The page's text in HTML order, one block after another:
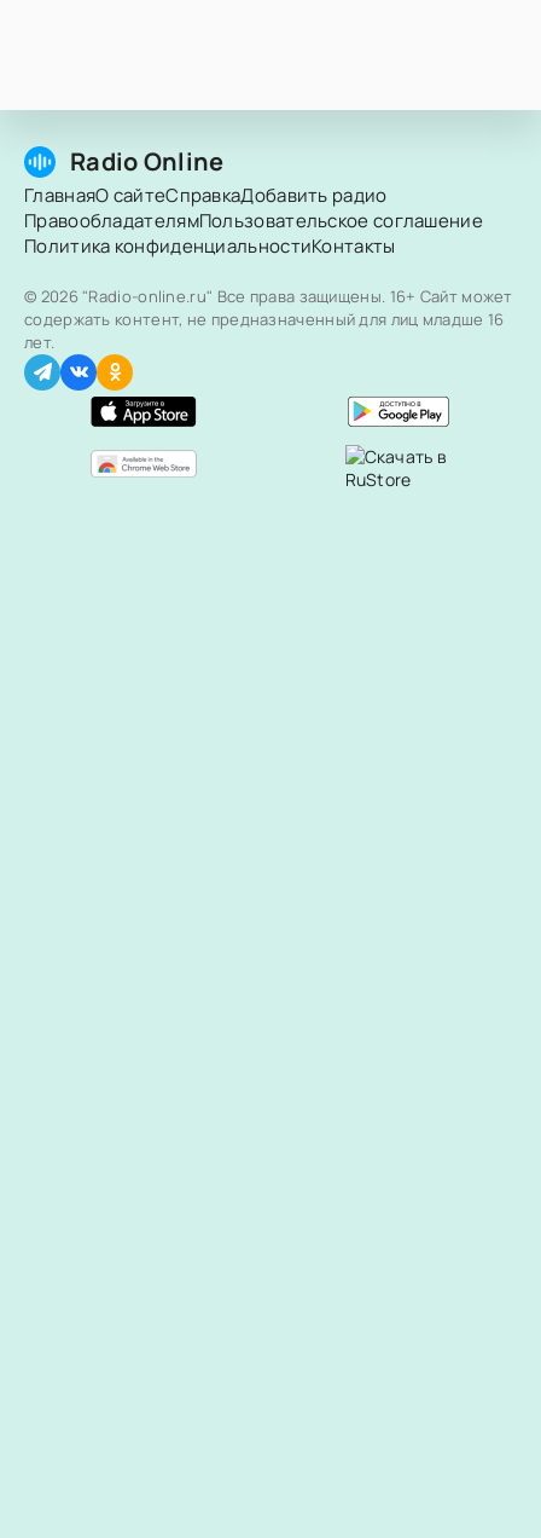
Radio Online
ГлавнаяО сайтеСправкаДобавить радио
ПравообладателямПользовательское соглашение
Политика конфиденциальностиКонтакты
© 2026 "Radio-online.ru" Все права защищены. 16+ Сайт может
содержать контент, не предназначенный для лиц младше 16
лет.